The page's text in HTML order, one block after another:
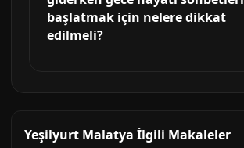
başlatmak için nelere dikkat
edilmeli?
Yeşilyurt Malatya İlgili Makaleler